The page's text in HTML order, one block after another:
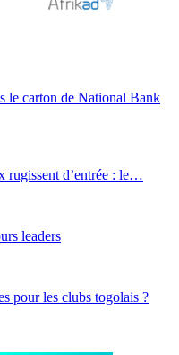
le carton de National Bank
rugissent d’entrée : le…
leaders
pour les clubs togolais ?